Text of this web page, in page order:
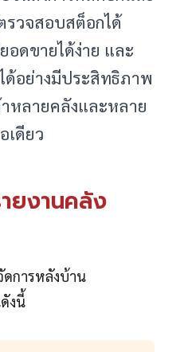
รวจสอบสต็อกได้
อดขายได้ง่าย และ
ด้อย่างมีประสิทธิภาพ
หลายคลังและหลาย
เดียว
ยงานคลัง
ดการหลังบ้าน
งนี้